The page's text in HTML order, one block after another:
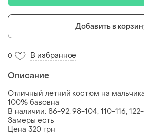
Добавить в
0 В избранное
Описание
Отличный летний костюм на
100% бавовна
В наличии: 86-92, 98-104, 110-116,
Замеры есть
Цена 320 грн